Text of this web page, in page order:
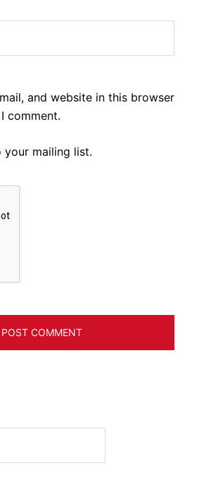
and website in this browser
comment.
your mailing list.